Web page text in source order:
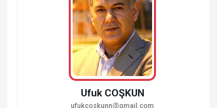
Ufuk COŞKUN
ufukcoskunn@gmail.com